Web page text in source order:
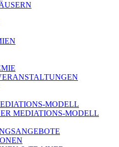
MODELL
MEDIATIONS-MODELL